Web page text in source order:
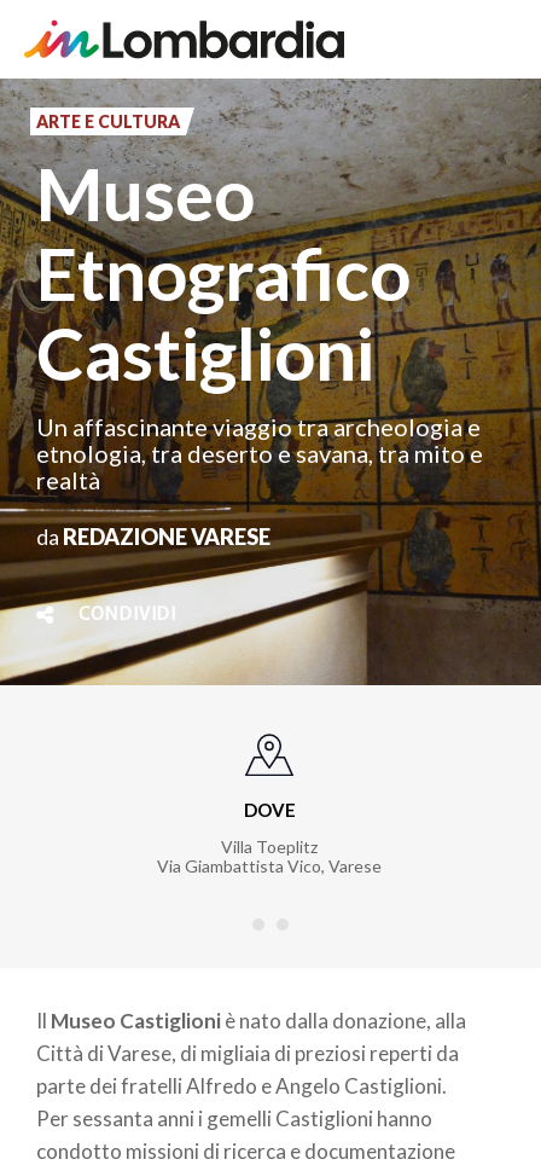
Salta
al
contenuto
principale
ARTE E CULTURA
Museo
Etnografico
Castiglioni
Un affascinante viaggio tra archeologia e
etnologia, tra deserto e savana, tra mito e
realtà
da REDAZIONE VARESE
CONDIVIDI
DOVE
Villa Toeplitz
Via Giambattista Vico, Varese
Il Museo Castiglioniè nato dalla donazione, alla
Città di Varese, di migliaia di preziosi reperti da
parte dei fratelli Alfredo e Angelo Castiglioni.
Per sessanta anni i gemelli Castiglioni hanno
condotto missioni di ricerca e documentazione